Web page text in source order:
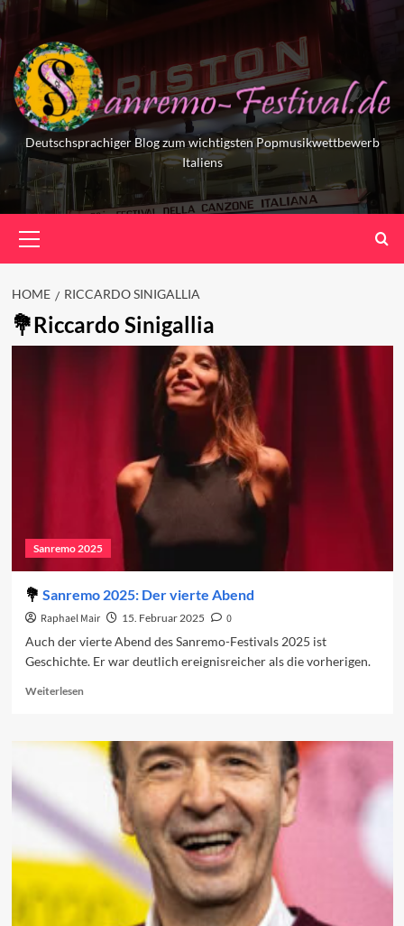
Skip
to
content
Deutschsprachiger Blog zum wichtigsten Popmusikwettbewerb
Italiens
Menu
HOME RICCARDO SINIGALLIA
Riccardo Sinigallia
Sanremo 2025
Sanremo 2025: Der vierte Abend
Raphael Mair 15. Februar 2025
0
Auch der vierte Abend des Sanremo-Festivals 2025 ist
Geschichte. Er war deutlich ereignisreicher als die vorherigen.
WeiterlesenRead
Sanremo
2025: